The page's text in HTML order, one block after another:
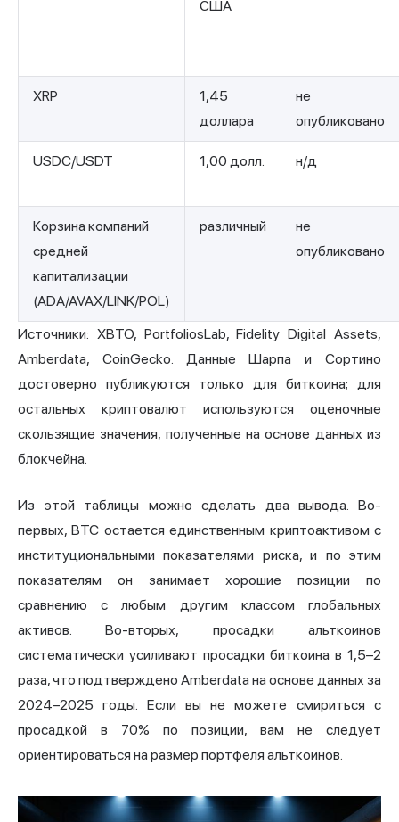
США
XRP
1,45
доллара
не
опубликовано
USDC/USDT 1,00 долл. н/д
Корзина компаний
средней
капитализации
(ADA/AVAX/LINK/POL)
различный
не
опубликовано
Источники: XBTO, PortfoliosLab, Fidelity Digital Assets,
Amberdata, CoinGecko. Данные Шарпа и Сортино
достоверно публикуются только для биткоина; для
остальных криптовалют используются оценочные
скользящие значения, полученные на основе данных из
блокчейна.
Из этой таблицы можно сделать два вывода. Во-
первых, BTC остается единственным криптоактивом с
институциональными показателями риска, и по этим
показателям он занимает хорошие позиции по
сравнению с любым другим классом глобальных
активов. Во-вторых, просадки альткоинов
систематически усиливают просадки биткоина в 1,5–2
раза, что подтверждено Amberdata на основе данных за
2024–2025 годы. Если вы не можете смириться с
просадкой в 70% по позиции, вам не следует
ориентироваться на размер портфеля альткоинов.